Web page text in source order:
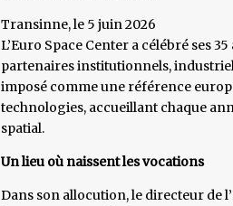
Transinne, le 5 juin 2026
L’Euro Space Center a célébré ses
partenaires institutionnels,
imposé comme une référence
technologies, accueillant chaque
spatial.
Un lieu où naissent les vocations
Dans son allocution, le directeur de